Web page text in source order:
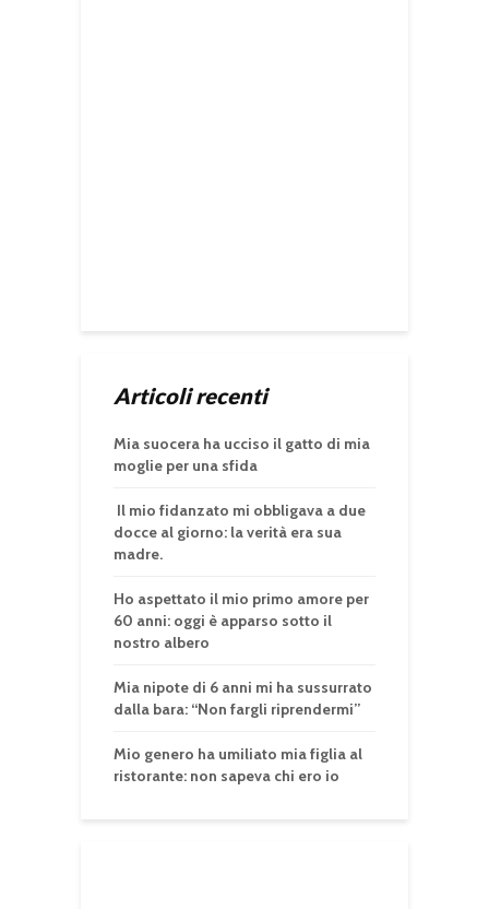
Articoli recenti
Mia suocera ha ucciso il gatto di mia
moglie per una sfida
Il mio fidanzato mi obbligava a due
docce al giorno: la verità era sua
madre.
Ho aspettato il mio primo amore per
60 anni: oggi è apparso sotto il
nostro albero
Mia nipote di 6 anni mi ha sussurrato
dalla bara: “Non fargli riprendermi”
Mio genero ha umiliato mia figlia al
ristorante: non sapeva chi ero io